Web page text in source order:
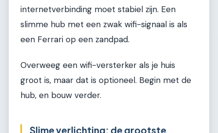
internetverbinding moet stabiel zijn. Een
slimme hub met een zwak wifi-signaal is als
een Ferrari op een zandpad.
Overweeg een wifi-versterker als je huis
groot is, maar dat is optioneel. Begin met de
hub, en bouw verder.
Slime verlichting: de grootste